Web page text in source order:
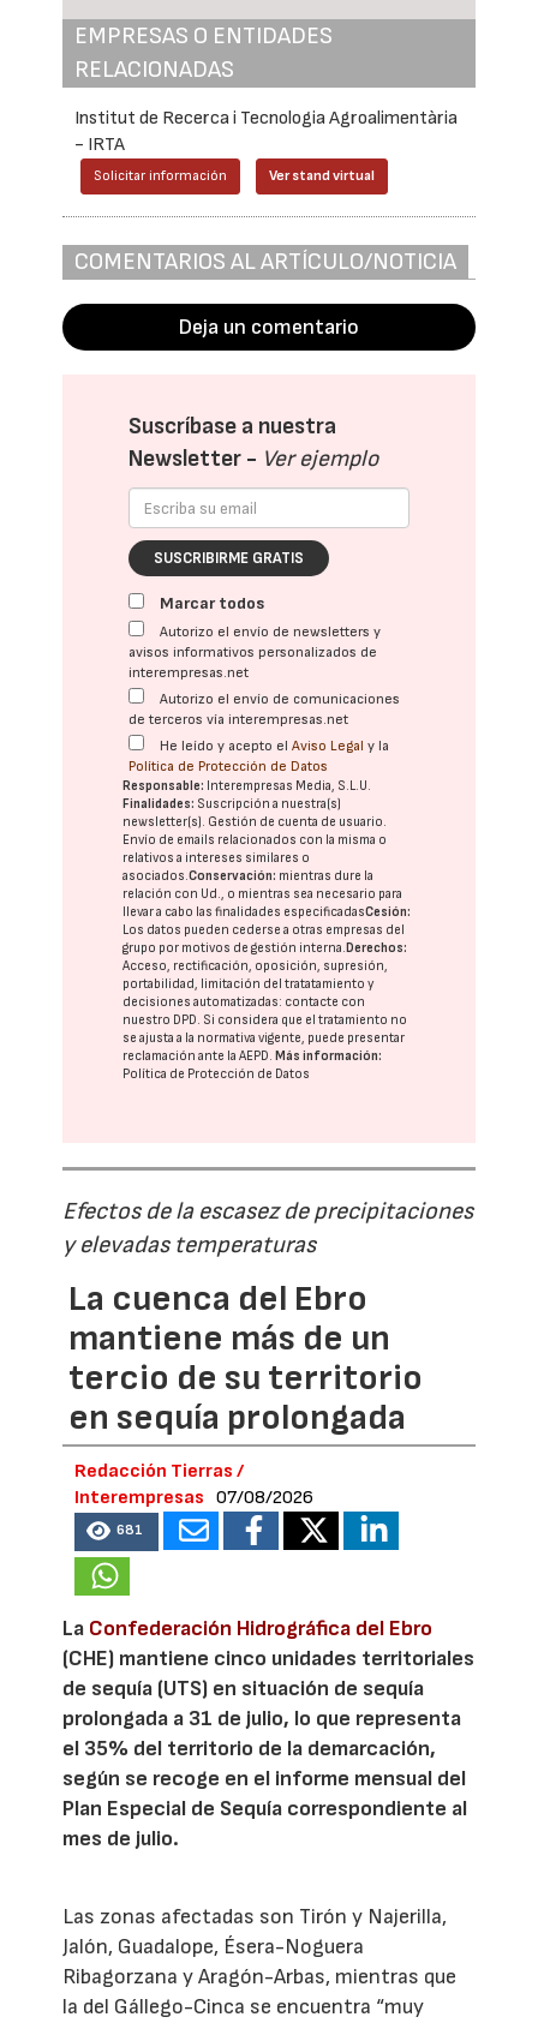
EMPRESAS O ENTIDADES
RELACIONADAS
Institut de Recerca i Tecnologia Agroalimentària
- IRTA
Solicitar información Ver stand virtual
COMENTARIOS AL ARTÍCULO/NOTICIA
Deja un comentario
Suscríbase a nuestra
Newsletter - Ver ejemplo
SUSCRIBIRME GRATIS
Marcar todos
Autorizo el envío de newsletters y
avisos informativos personalizados de
interempresas.net
Autorizo el envío de comunicaciones
de terceros vía interempresas.net
He leído y acepto elAviso Legal y la
Política de Protección de Datos
Responsable: Interempresas Media, S.L.U.
Finalidades: Suscripción a nuestra(s)
newsletter(s). Gestión de cuenta de usuario.
Envío de emails relacionados con la misma o
relativos a intereses similares o
asociados.Conservación: mientras dure la
relación con Ud., o mientras sea necesario para
llevar a cabo las finalidades especificadasCesión:
Los datos pueden cederse a otras empresas del
grupo por motivos de gestión interna.Derechos:
Acceso, rectificación, oposición, supresión,
portabilidad, limitación del tratatamiento y
decisiones automatizadas: contacte con
nuestro DPD. Si considera que el tratamiento no
se ajusta a la normativa vigente, puede presentar
reclamación ante laAEPD.Más información:
Política de Protección de Datos
Efectos de la escasez de precipitaciones
y elevadas temperaturas
La cuenca del Ebro
mantiene más de un
tercio de su territorio
en sequía prolongada
Redacción Tierras /
Interempresas
07/08/2026
681
La Confederación Hidrográfica del Ebro
(CHE) mantiene cinco unidades territoriales
de sequía (UTS) en situación de sequía
prolongada a 31 de julio, lo que representa
el 35% del territorio de la demarcación,
según se recoge en el informe mensual del
Plan Especial de Sequía correspondiente al
mes de julio.
Las zonas afectadas son Tirón y Najerilla,
Jalón, Guadalope, Ésera-Noguera
Ribagorzana y Aragón-Arbas, mientras que
la del Gállego-Cinca se encuentra “muy